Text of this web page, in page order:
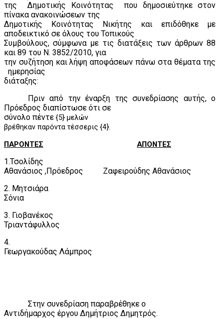
της
Δημοτικής Κοινότητας
που δημοσιεύτηκε στον
πίνακα ανακοινώσεων της
Δημοτικής Κοινότητας Νικήτης και επιδόθηκε με
αποδεικτικό σε όλους του Τοπικούς
Συμβούλους, σύμφωνα με τις διατάξεις των άρθρων 88
και 89 του Ν. 3852/2010, για
την συζήτηση και λήψη αποφάσεων πάνω στα θέματα της
ημερησίας
διάταξης:
Πριν από την έναρξη της συνεδρίασης αυτής, ο
Πρόεδρος διαπίστωσε ότι σε
σύνολο πέντε {5} μελών
βρέθηκαν παρόντα τέσσερις {4}.
ΠΑΡΟΝΤΕΣ
ΑΠΟΝΤΕΣ
1.Τσολίδης
Αθανάσιος ,Πρόεδρος
Ζαφειρούδης Αθανάσιος
2. Μητσιάρα
Σόνια
3. Γιοβανέκος
Τριαντάφυλλος
4.
Γεωργακούδας Λάμπρος
Στην συνεδρίαση παραβρέθηκε ο
Αντιδήμαρχος έργου Δημήτριος Δημητρός.